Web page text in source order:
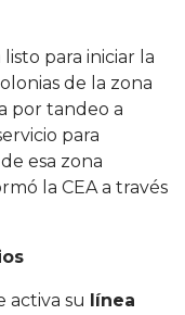
para iniciar la
de la zona
por tandeo a
para
esa zona
la CEA a través
activa su línea